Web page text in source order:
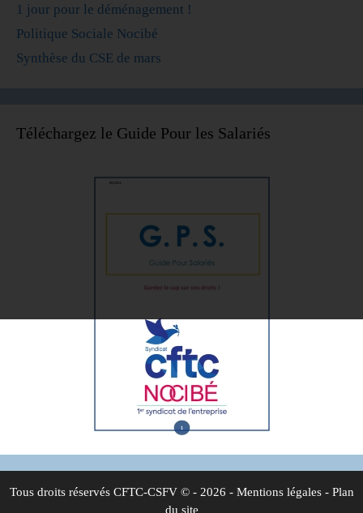
1 jour pour le déménagement !
Politique Sociale Nocibé
Synthèse du CSE de mars
Téléchargez le Guide Pour les Salariés
Tous droits réservés CFTC-CSFV© - 2026 - Mentions légales- Plan
du site